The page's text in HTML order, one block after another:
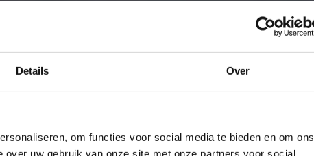
Details Over
om functies voor social media te bieden en om ons
uw gebruik van onze site met onze partners voor social